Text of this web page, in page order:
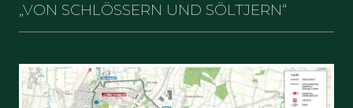
„VON SCHLÖSSERN UND SÖLTJERN“